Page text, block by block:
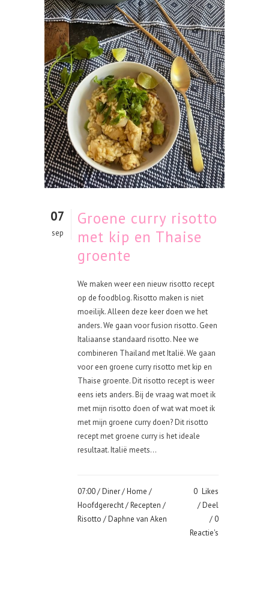
07
sep
Groene curry risotto
met kip en Thaise
groente
We maken weer een nieuw risotto recept
op de foodblog. Risotto maken is niet
moeilijk. Alleen deze keer doen we het
anders. We gaan voor fusion risotto. Geen
Italiaanse standaard risotto. Nee we
combineren Thailand met Italië. We gaan
voor een groene curry risotto met kip en
Thaise groente. Dit risotto recept is weer
eens iets anders. Bij de vraag wat moet ik
met mijn risotto doen of wat wat moet ik
met mijn groene curry doen? Dit risotto
recept met groene curry is het ideale
resultaat. Italië meets...
07:00 /Diner/Home /
Hoofdgerecht/Recepten /
Risotto / Daphne van Aken
0 Likes
Deel
0
Reactie's